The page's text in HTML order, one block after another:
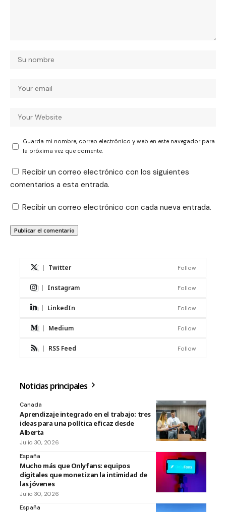
Guarda mi nombre, correo electrónico y web en este navegador para
la próxima vez que comente.
Recibir un correo electrónico con los siguientes
comentarios a esta entrada.
Recibir un correo electrónico con cada nueva entrada.
Twitter Follow
Instagram Follow
LinkedIn Follow
Medium Follow
RSS Feed Follow
Noticias principales
Canada
Aprendizaje integrado en el trabajo: tres
ideas para una política eficaz desde
Alberta
Julio 30, 2026
España
Mucho más que Onlyfans: equipos
digitales que monetizan la intimidad de
las jóvenes
Julio 30, 2026
España